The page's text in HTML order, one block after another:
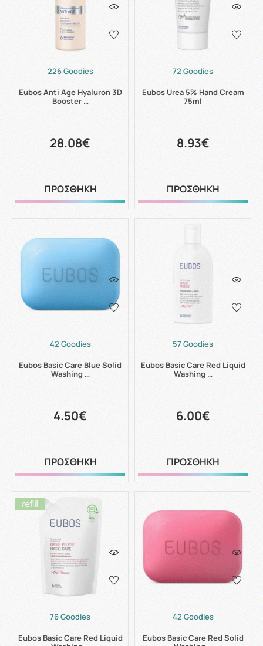
226 Goodies
Eubos Anti Age Hyaluron 3D
Booster …
28.08€
ΠΡΟΣΘΗΚΗ
72 Goodies
Eubos Urea 5% Hand Cream
75ml
8.93€
ΠΡΟΣΘΗΚΗ
42 Goodies
Eubos Basic Care Blue Solid
Washing …
4.50€
ΠΡΟΣΘΗΚΗ
57 Goodies
Eubos Basic Care Red Liquid
Washing …
6.00€
ΠΡΟΣΘΗΚΗ
76 Goodies
Eubos Basic Care Red Liquid
42 Goodies
Eubos Basic Care Red Solid